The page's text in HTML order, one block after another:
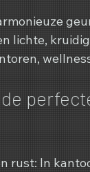
lichte,
de
rust: In